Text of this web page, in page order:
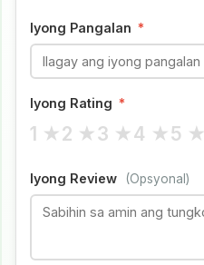
Iyong Pangalan *
Iyong Rating *
5 ★
4 ★
3 ★
2 ★
1 ★
Iyong Review (Opsyonal)